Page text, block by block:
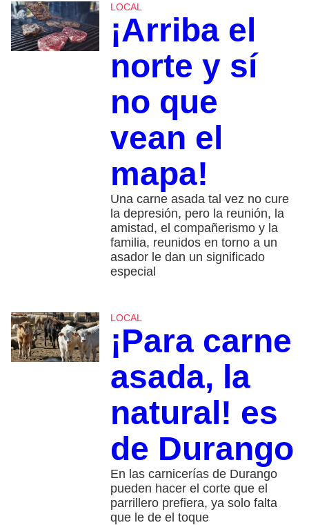
LOCAL
¡Arriba el
norte y sí
no que
vean el
mapa!
Una carne asada tal vez no cure
la depresión, pero la reunión, la
amistad, el compañerismo y la
familia, reunidos en torno a un
asador le dan un significado
especial
LOCAL
¡Para carne
asada, la
natural! es
de Durango
En las carnicerías de Durango
pueden hacer el corte que el
parrillero prefiera, ya solo falta
que le de el toque